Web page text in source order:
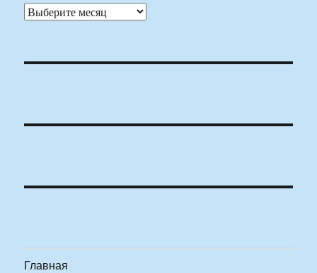
Архивы
Главная